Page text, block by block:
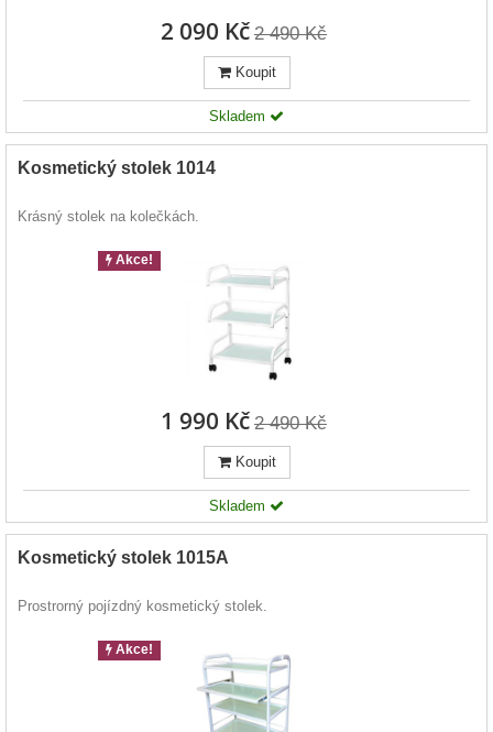
2 090 Kč 2 490 Kč
Koupit
Skladem
Kosmetický stolek 1014
Krásný stolek na kolečkách.
Akce!
1 990 Kč 2 490 Kč
Koupit
Skladem
Kosmetický stolek 1015A
Prostrorný pojízdný kosmetický stolek.
Akce!